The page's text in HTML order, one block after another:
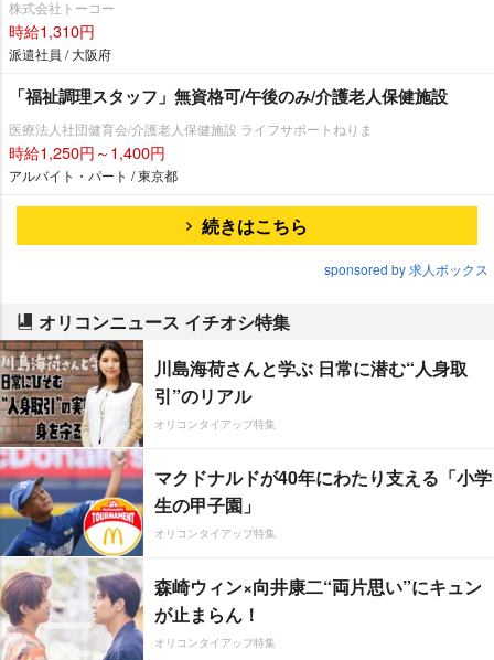
株式会社トーコー
時給1,310円
派遣社員 / 大阪府
「福祉調理スタッフ」無資格可/午後のみ/介護老人保健施設
医療法人社団健育会/介護老人保健施設 ライフサポートねりま
時給1,250円～1,400円
アルバイト・パート / 東京都
続きはこちら
sponsored by 求人ボックス
オリコンニュース イチオシ特集
川島海荷さんと学ぶ 日常に潜む“人身取
引”のリアル
オリコンタイアップ特集
マクドナルドが40年にわたり支える「小学
生の甲子園」
オリコンタイアップ特集
森崎ウィン×向井康二“両片思い”にキュン
が止まらん！
オリコンタイアップ特集